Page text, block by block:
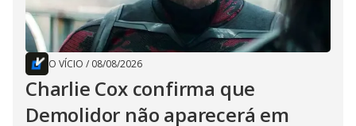
O VÍCIO / 08/08/2026
Charlie Cox confirma que
Demolidor não aparecerá em